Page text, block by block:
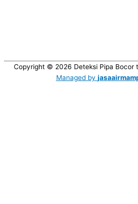
Copyright © 2026 Deteksi Pipa Bocor
Managed by